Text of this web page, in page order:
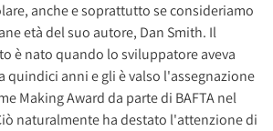
anche e soprattutto se consideriamo
età del suo autore, Dan Smith. Il
è nato quando lo sviluppatore aveva
quindici anni e gli è valso l'assegnazione
Making Award da parte di BAFTA nel
naturalmente ha destato l'attenzione di